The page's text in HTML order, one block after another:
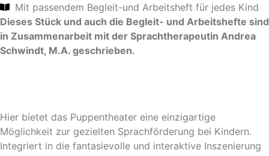
Mit passendem Begleit-und Arbeitsheft für jedes Kind
Dieses Stück und auch die Begleit- und Arbeitshefte sind
in Zusammenarbeit mit der Sprachtherapeutin Andrea
Schwindt, M.A. geschrieben.
Hier bietet das Puppentheater eine einzigartige
Möglichkeit zur gezielten Sprachförderung bei Kindern.
Integriert in die fantasievolle und interaktive Inszenierung